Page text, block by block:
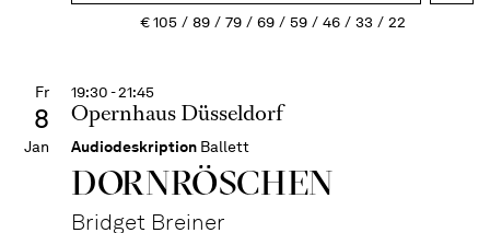
€105 89 79 69 59 46 33 22
Fr
8
Jan
19:30 - 21:45
Opernhaus Düsseldorf
Audiodeskription Ballett
DORN­RÖSCHEN
Bridget Breiner